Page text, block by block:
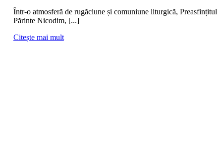
Într‑o atmosferă de rugăciune și comuniune liturgică, Preasfințitul
Părinte Nicodim, [...]
Citește mai mult